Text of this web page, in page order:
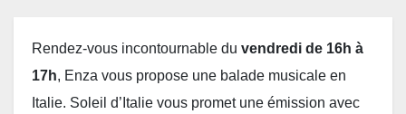
Rendez-vous incontournable du vendredi de 16h à
17h, Enza vous propose une balade musicale en
Italie. Soleil d’Italie vous promet une émission avec